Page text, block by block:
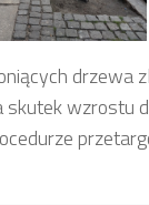
drzewa
skutek wzrostu